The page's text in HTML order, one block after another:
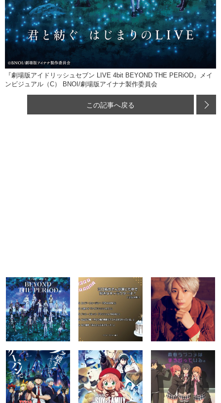
『劇場版アイドリッシュセブン LIVE 4bit BEYOND THE PERiOD』メイ
ンビジュアル（C） BNOI/劇場版アイナナ製作委員会
この記事へ戻る